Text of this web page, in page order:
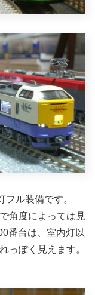
ル装備です。
角度によっては見
番台は、室内灯以
っぽく見えます。